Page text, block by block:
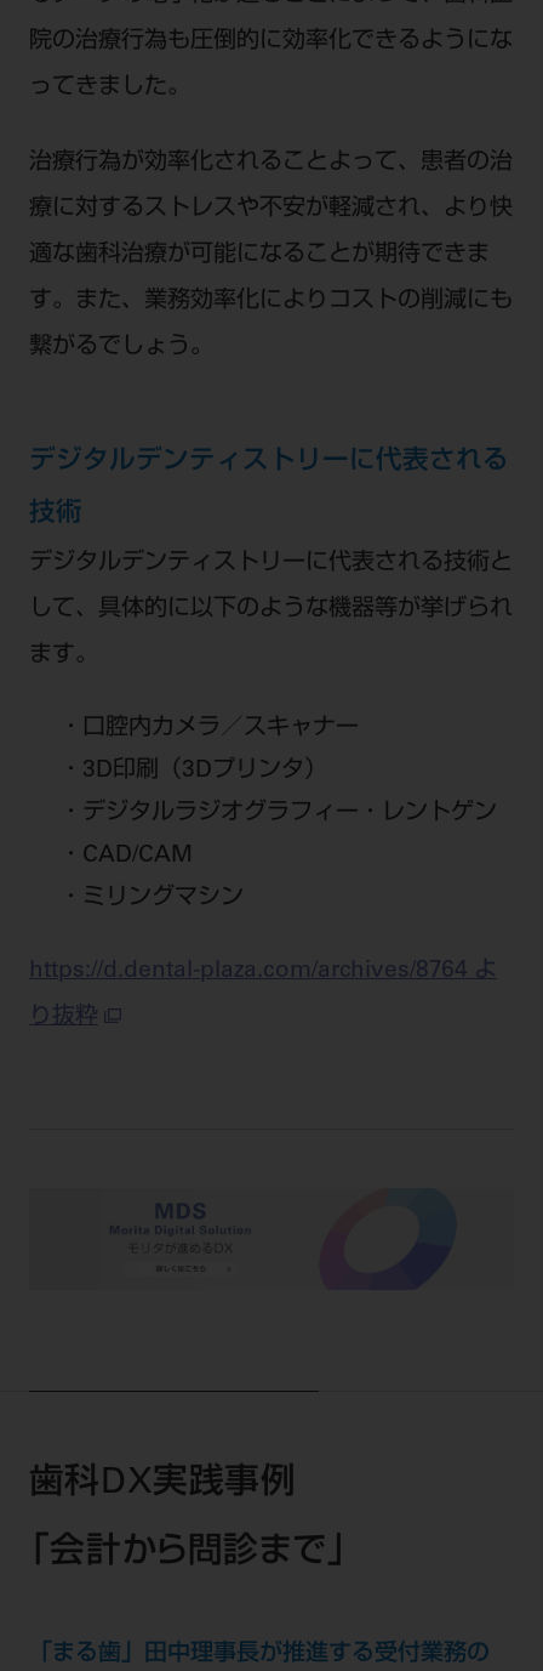
院の治療行為も圧倒的に効率化できるようにな
ってきました。
治療行為が効率化されることよって、患者の治
療に対するストレスや不安が軽減され、より快
適な歯科治療が可能になることが期待できま
す。また、業務効率化によりコストの削減にも
繋がるでしょう。
デジタルデンティストリーに代表される
技術
デジタルデンティストリーに代表される技術と
して、具体的に以下のような機器等が挙げられ
ます。
口腔内カメラ／スキャナー
3D印刷（3Dプリンタ）
デジタルラジオグラフィー・レントゲン
CAD/CAM
ミリングマシン
https://d.dental-plaza.com/archives/8764 よ
り抜粋
歯科DX実践事例
「会計から問診まで」
「まる歯」田中理事長が推進する受付業務の